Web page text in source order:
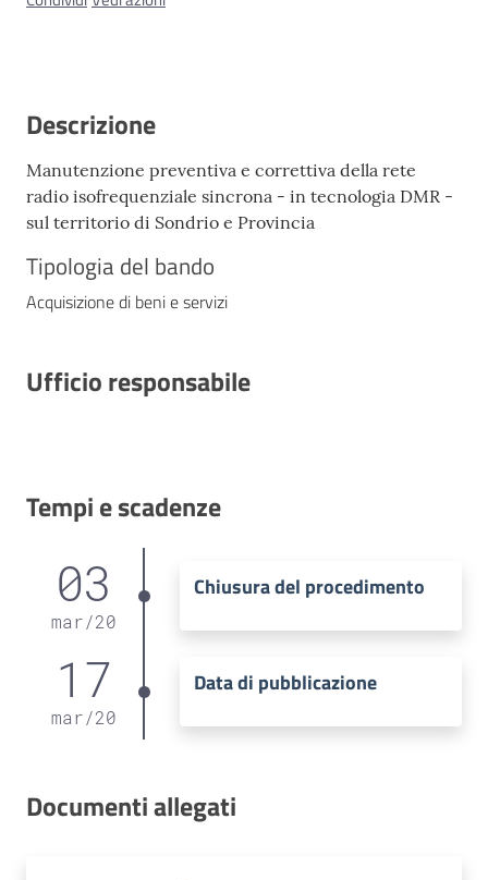
Descrizione
Manutenzione preventiva e correttiva della rete
radio isofrequenziale sincrona - in tecnologia DMR -
sul territorio di Sondrio e Provincia
Tipologia del bando
Acquisizione di beni e servizi
Ufficio responsabile
Tempi e scadenze
03
mar/20
Chiusura del procedimento
17
mar/20
Data di pubblicazione
Documenti allegati